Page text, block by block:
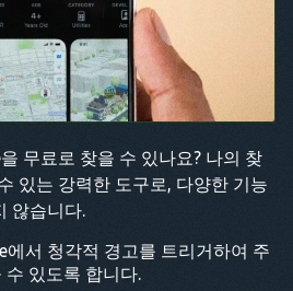
무료로 찾을 수 있나요? 나의 찾
있는 강력한 도구로, 다양한 기능
않습니다.
에서 청각적 경고를 트리거하여 주
있도록 합니다.